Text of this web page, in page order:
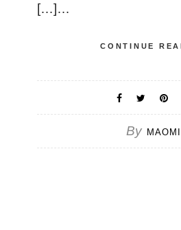
[…]…
CONTINUE
By MAOMI